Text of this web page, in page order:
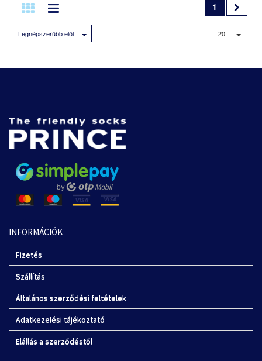
1
Legnépszerűbb elől 20
INFORMÁCIÓK
Fizetés
Szállítás
Általános szerződési feltételek
Adatkezelési tájékoztató
Elállás a szerződéstől